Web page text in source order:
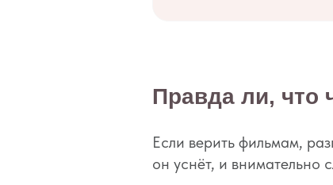
Правда ли, что
Если верить фильмам,
он уснёт, и внимательно